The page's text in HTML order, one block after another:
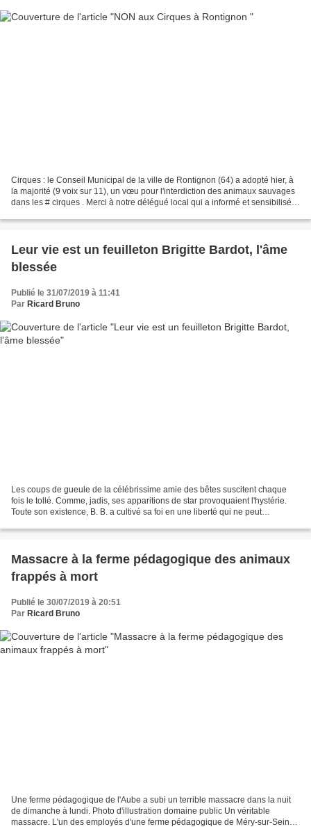
Cirques : le Conseil Municipal de la ville de Rontignon (64) a adopté hier, à
la majorité (9 voix sur 11), un vœu pour l'interdiction des animaux sauvages
dans les # cirques . Merci à notre délégué local qui a informé et sensibilisé
Leur vie est un feuilleton Brigitte Bardot, l'âme
blessée
Publié le 31/07/2019 à 11:41
Par Ricard Bruno
Les coups de gueule de la célébrissime amie des bêtes suscitent chaque
fois le tollé. Comme, jadis, ses apparitions de star provoquaient l'hystérie.
Toute son existence, B. B. a cultivé sa foi en une liberté qui ne peut
Massacre à la ferme pédagogique des animaux
frappés à mort
Publié le 30/07/2019 à 20:51
Par Ricard Bruno
Une ferme pédagogique de l'Aube a subi un terrible massacre dans la nuit
de dimanche à lundi. Photo d'illustration domaine public Un véritable
massacre. L'un des employés d'une ferme pédagogique de Méry-sur-Seine